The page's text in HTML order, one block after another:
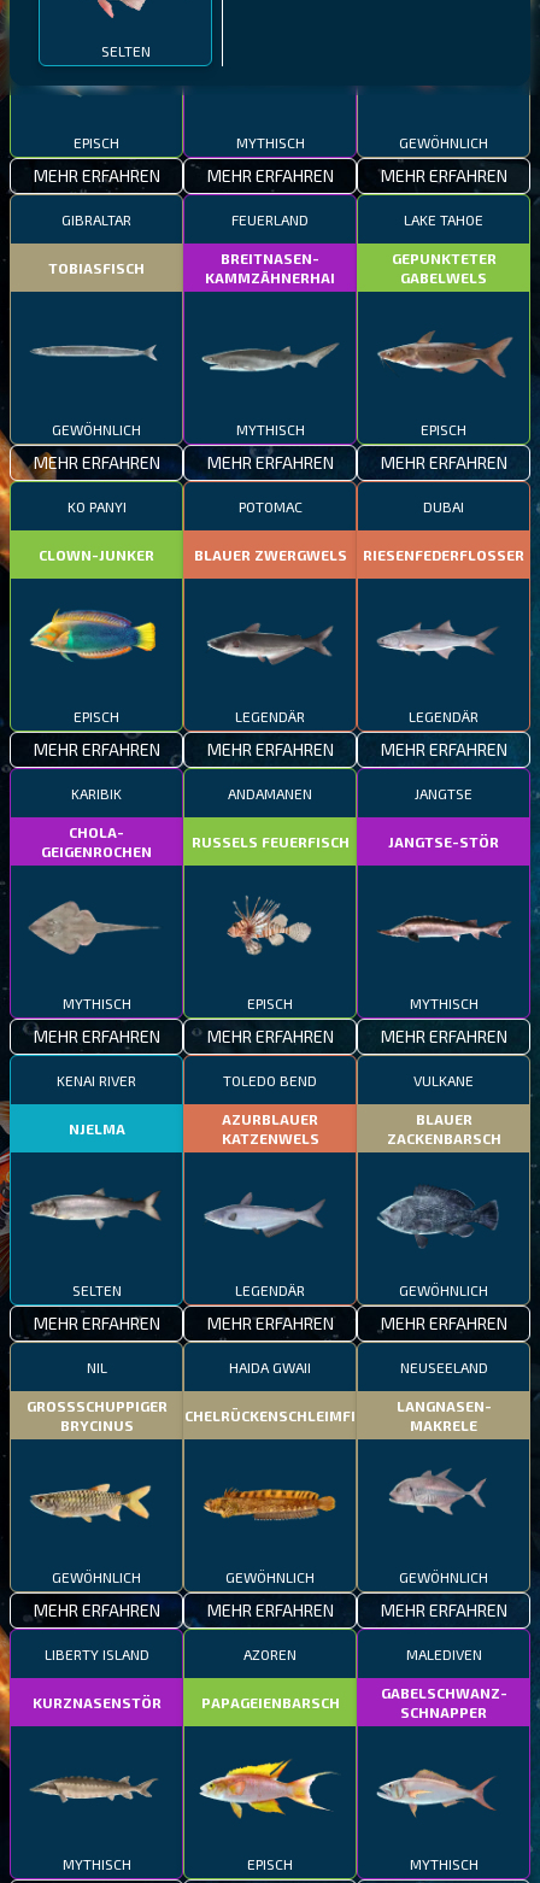
SELTEN
BUNTBARSCH
EPISCH
MEHR ERFAHREN
MYTHISCH
MEHR ERFAHREN
GEWÖHNLICH
MEHR ERFAHREN
GIBRALTAR
TOBIASFISCH
GEWÖHNLICH
MEHR ERFAHREN
FEUERLAND
BREITNASEN-
KAMMZÄHNERHAI
MYTHISCH
MEHR ERFAHREN
LAKE TAHOE
GEPUNKTETER
GABELWELS
EPISCH
MEHR ERFAHREN
KO PANYI
CLOWN-JUNKER
EPISCH
MEHR ERFAHREN
POTOMAC
BLAUER ZWERGWELS
LEGENDÄR
MEHR ERFAHREN
DUBAI
RIESENFEDERFLOSSER
LEGENDÄR
MEHR ERFAHREN
KARIBIK
CHOLA-
GEIGENROCHEN
MYTHISCH
MEHR ERFAHREN
ANDAMANEN
RUSSELS FEUERFISCH
EPISCH
MEHR ERFAHREN
JANGTSE
JANGTSE-STÖR
MYTHISCH
MEHR ERFAHREN
KENAI RIVER
NJELMA
SELTEN
MEHR ERFAHREN
TOLEDO BEND
AZURBLAUER
KATZENWELS
LEGENDÄR
MEHR ERFAHREN
VULKANE
BLAUER
ZACKENBARSCH
GEWÖHNLICH
MEHR ERFAHREN
NIL
GROSSSCHUPPIGER
BRYCINUS
GEWÖHNLICH
MEHR ERFAHREN
HAIDA GWAII
STACHELRÜCKENSCHLEIMFISCH
GEWÖHNLICH
MEHR ERFAHREN
NEUSEELAND
LANGNASEN-
MAKRELE
GEWÖHNLICH
MEHR ERFAHREN
LIBERTY ISLAND
KURZNASENSTÖR
MYTHISCH
AZOREN
PAPAGEIENBARSCH
EPISCH
MALEDIVEN
GABELSCHWANZ-
SCHNAPPER
MYTHISCH